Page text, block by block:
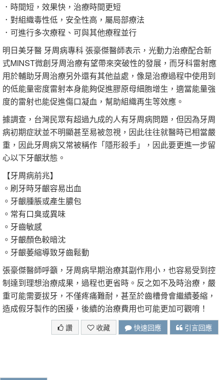
．時間短，效果快，治療時間更短
．對組織毒性低，安全性高，屬局部療法
．可進行多次療程、可與其他療程並行
明日美牙醫 牙周病專科 張豪傑醫師表示，光動力治療配合新
式MINST微創牙周治療有望帶來突破性的發展，而牙科雷射應
用於輔助牙周治療另外還有其他益處，像是治療過程中使用到
的低能量密度雷射本身能夠促進膠原母細胞增生，適當能量強
度的雷射也能促進傷口凝血，幫助組織再生等效應。
據調查，台灣民眾有超過九成的人有牙周病問題，但因為牙周
病初期症狀並不明顯甚至易被忽視，因此往往就醫時已相當嚴
重，因此牙周病又常被稱作「隱形殺手」，因此要更進一步留
心以下牙齦狀態。
【牙周病前兆】
。刷牙時牙齦容易出血
。牙齦腫脹或產生膿包
。常有口臭或異味
。牙齒敏感
。牙齦顏色較暗沈
。牙齦萎縮導致牙齒鬆動
張豪傑醫師呼籲，牙周病早期治療其副作用小，也容易受到控
制達到理想治療成果，過程也更省時。反之如不及時治療，嚴
重可能需要拔牙，不僅疼痛難耐，甚至於齒槽骨會繼續萎縮，
造成假牙製作的困擾，後續的治療費用也可能更加可觀唷！
讚 收藏 快速回應 引言回應